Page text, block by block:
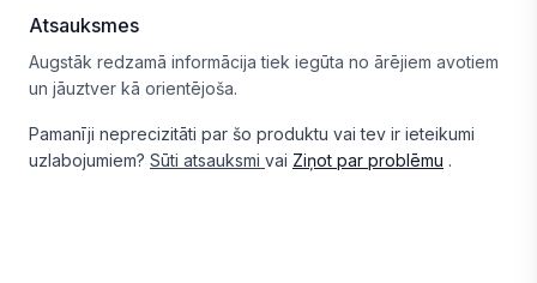
Atsauksmes
Augstāk redzamā informācija tiek iegūta no ārējiem avotiem
un jāuztver kā orientējoša.
Pamanīji neprecizitāti par šo produktu vai tev ir ieteikumi
uzlabojumiem? Sūti atsauksmi vai Ziņot par problēmu .